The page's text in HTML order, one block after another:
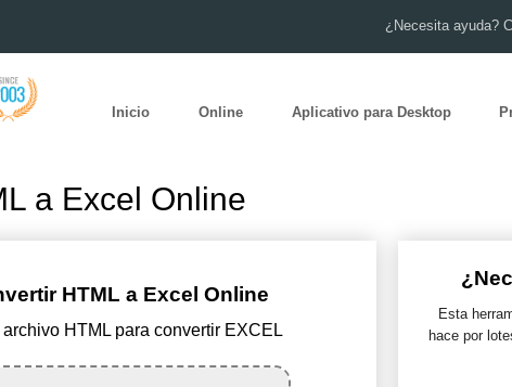
¿Necesita ayuda?
Inicio Online Aplicativo para Desktop
a Excel Online
HTML a Excel Online
HTML para convertir EXCEL
Esta
hace por